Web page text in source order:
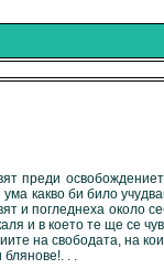
преди
какво би било
и погледнеха около
и в което те ще се
на свободата, на
. .